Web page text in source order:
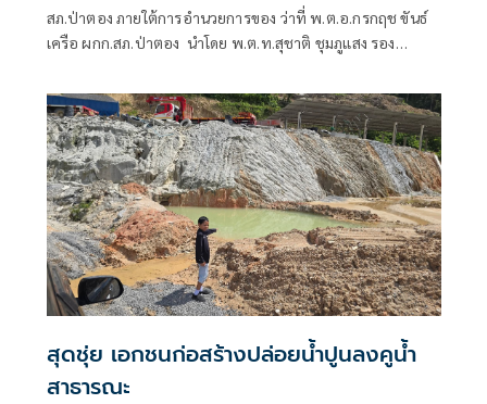
สภ.ป่าตอง ภายใต้การอำนวยการของ ว่าที่ พ.ต.อ.กรกฤช ขันธ์
เครือ ผกก.สภ.ป่าตอง นำโดย พ.ต.ท.สุชาติ ชุมภูแสง รอง
พร้อมด้วยชุดสืบสวนสภ.ป่าตอง
สุดชุ่ย เอกชนก่อสร้างปล่อยน้ำปูนลงคูน้ำ
สาธารณะ